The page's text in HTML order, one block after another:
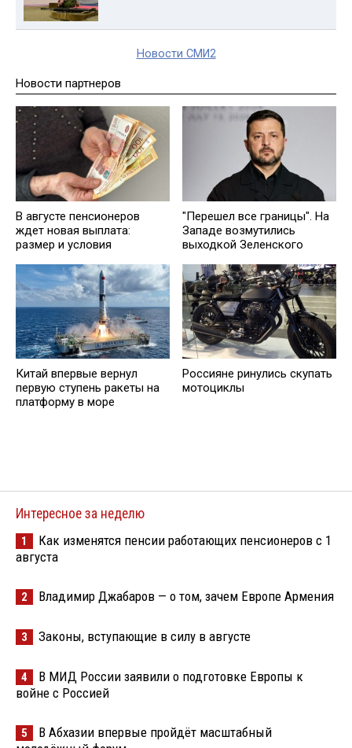
Новости СМИ2
Новости партнеров
В августе пенсионеров
ждет новая выплата:
размер и условия
"Перешел все границы". На
Западе возмутились
выходкой Зеленского
Китай впервые вернул
первую ступень ракеты на
платформу в море
Россияне ринулись скупать
мотоциклы
Интересное за неделю
1
Как изменятся пенсии работающих пенсионеров с 1
августа
2 Владимир Джабаров — о том, зачем Европе Армения
3 Законы, вступающие в силу в августе
4
В МИД России заявили о подготовке Европы к
войне с Россией
5
В Абхазии впервые пройдёт масштабный